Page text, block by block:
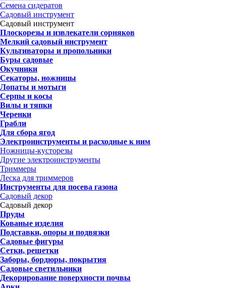
Семена сидератов
Садовый инструмент
Садовый инструмент
Плоскорезы и извлекатели сорняков
Мелкий садовый инструмент
Культиваторы и пропольники
Буры садовые
Окучники
Секаторы, ножницы
Лопаты и мотыги
Серпы и косы
Вилы и тяпки
Черенки
Грабли
Для сбора ягод
Электроинструменты и расходные к ним
Ножницы-кусторезы
Другие электроинструменты
Триммеры
Леска для триммеров
Инструменты для посева газона
Садовый декор
Садовый декор
Пруды
Кованые изделия
Подставки, опоры и подвязки
Садовые фигуры
Сетки, решетки
Заборы, бордюры, покрытия
Садовые светильники
Декорирование поверхности почвы